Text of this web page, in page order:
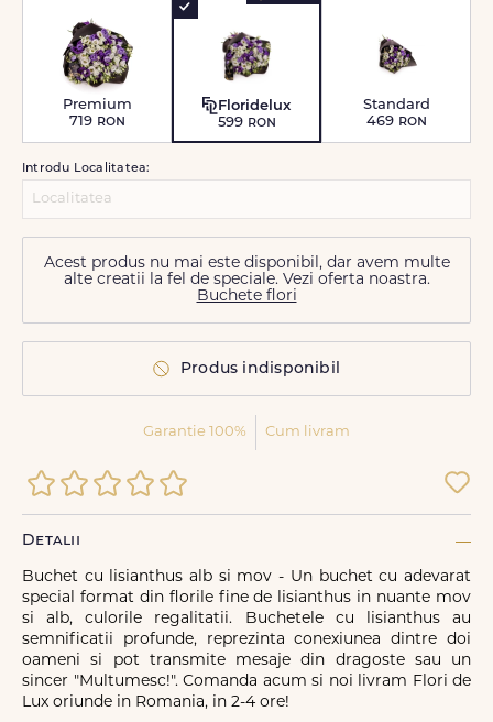
Premium
719 ron
Floridelux
599 ron
Standard
469 ron
Introdu Localitatea:
Acest produs nu mai este disponibil, dar avem multe
alte creatii la fel de speciale. Vezi oferta noastra.
Buchete flori
Produs indisponibil
Garantie 100% Cum livram
Detalii
Buchet cu lisianthus alb si mov - Un buchet cu adevarat
special format din florile fine de lisianthus in nuante mov
si alb, culorile regalitatii. Buchetele cu lisianthus au
semnificatii profunde, reprezinta conexiunea dintre doi
oameni si pot transmite mesaje din dragoste sau un
sincer "Multumesc!". Comanda acum si noi livram Flori de
Lux oriunde in Romania, in 2-4 ore!